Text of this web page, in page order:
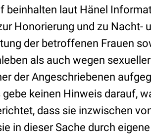
beinhalten laut Hänel
Honorierung und zu Nacht-
der betroffenen Frauen
als auch wegen
der Angeschriebenen
keinen Hinweis darauf,
dass sie inzwischen
in dieser Sache durch